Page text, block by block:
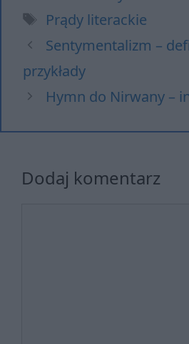
Tagi
Prądy literackie
Sentymentalizm –
przykłady
Hymn do Nirwany –
Dodaj komentarz